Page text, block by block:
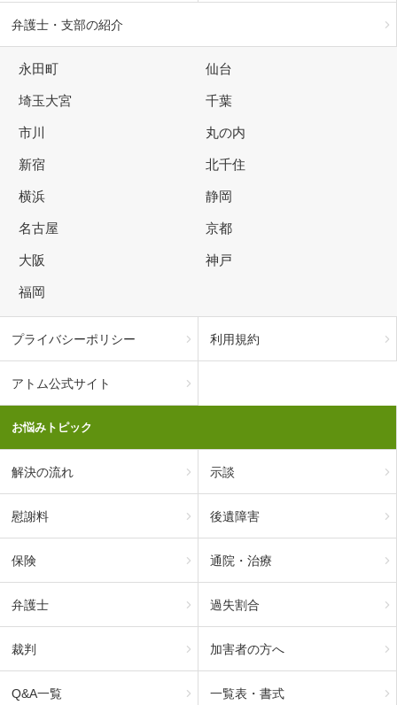
弁護士・支部の紹介
永田町 仙台
埼玉大宮 千葉
市川 丸の内
新宿 北千住
横浜 静岡
名古屋 京都
大阪 神戸
福岡
プライバシーポリシー 利用規約
アトム公式サイト
お悩みトピック
解決の流れ 示談
慰謝料 後遺障害
保険 通院・治療
弁護士 過失割合
裁判 加害者の方へ
Q&A一覧 一覧表・書式